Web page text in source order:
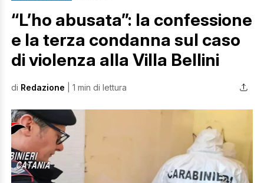
“L’ho abusata”: la confessione
e la terza condanna sul caso
di violenza alla Villa Bellini
di Redazione | 1 min di lettura